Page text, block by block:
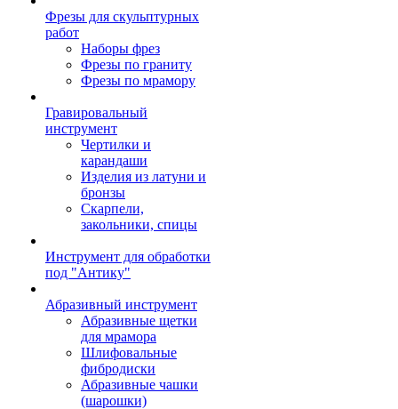
Фрезы для скульптурных
работ
Наборы фрез
Фрезы по граниту
Фрезы по мрамору
Гравировальный
инструмент
Чертилки и
карандаши
Изделия из латуни и
бронзы
Скарпели,
закольники, спицы
Инструмент для обработки
под "Антику"
Абразивный инструмент
Абразивные щетки
для мрамора
Шлифовальные
фибродиски
Абразивные чашки
(шарошки)